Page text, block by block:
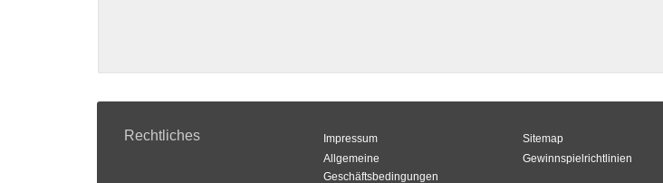
Rechtliches
Impressum
Allgemeine
Geschäftsbedingungen
Sitemap
Gewinnspielrichtlinien